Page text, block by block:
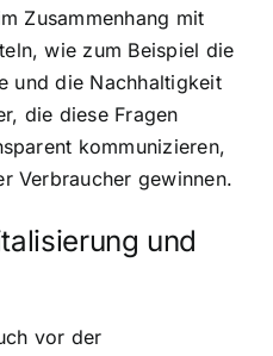
Zusammenhang mit
wie zum Beispiel die
und die Nachhaltigkeit
die diese Fragen
kommunizieren,
Verbraucher gewinnen.
und
vor der